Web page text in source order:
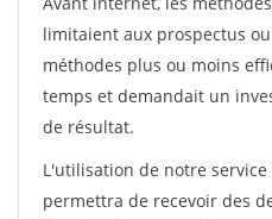
limitaient aux prospectus
méthodes plus ou moins
temps et demandait un
de résultat.
L'utilisation de notre
permettra de recevoir des